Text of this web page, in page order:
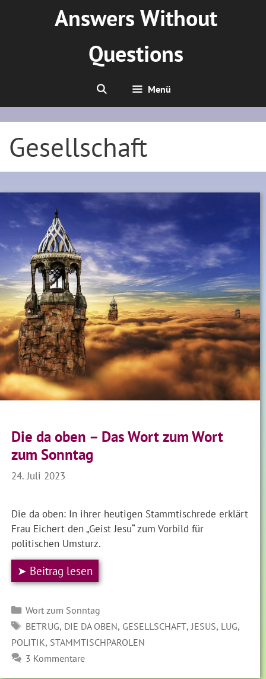
Answers Without
Questions
Menü
Gesellschaft
Die da oben – Das Wort zum Wort
zum Sonntag
24. Juli 2023
Die da oben: In ihrer heutigen Stammtischrede erklärt
Frau Eichert den „Geist Jesu“ zum Vorbild für
politischen Umsturz.
➤ Beitrag lesen
Kategorien
Wort zum Sonntag
SCHLAGWÖRTER
BETRUG, DIE DA OBEN, GESELLSCHAFT,JESUS, LUG,
POLITIK, STAMMTISCHPAROLEN
3 Kommentare